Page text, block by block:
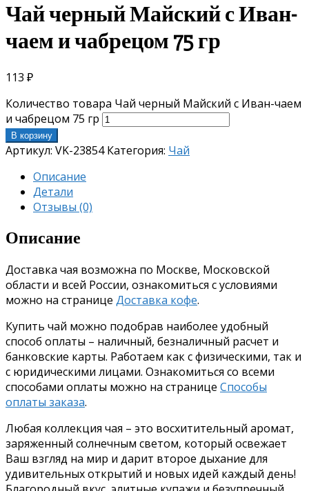
Чай черный Майский с Иван-
чаем и чабрецом 75 гр
113 ₽
Количество товара Чай черный Майский с Иван-чаем
и чабрецом 75 гр
В корзину
Артикул: VK-23854 Категория: Чай
Описание
Детали
Отзывы (0)
Описание
Доставка чая возможна по Москве, Московской
области и всей России, ознакомиться с условиями
можно на странице Доставка кофе.
Купить чай можно подобрав наиболее удобный
способ оплаты – наличный, безналичный расчет и
банковские карты. Работаем как с физическими, так и
с юридическими лицами. Ознакомиться со всеми
способами оплаты можно на странице Способы
оплаты заказа.
Любая коллекция чая – это восхитительный аромат,
заряженный солнечным светом, который освежает
Ваш взгляд на мир и дарит второе дыхание для
удивительных открытий и новых идей каждый день!